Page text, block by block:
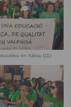
en Xàbia (11)